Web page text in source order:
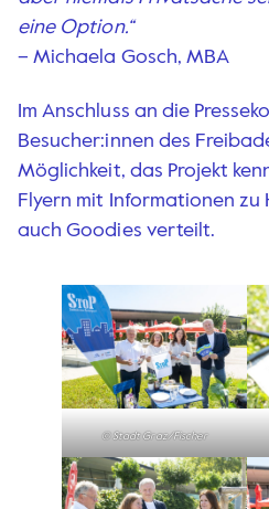
eine Option.“
– Michaela Gosch, MBA
Im Anschluss an die
Besucher:innen des
Möglichkeit, das Projekt
Flyern mit Informationen zu
auch Goodies verteilt.
© Stadt Graz/Fischer